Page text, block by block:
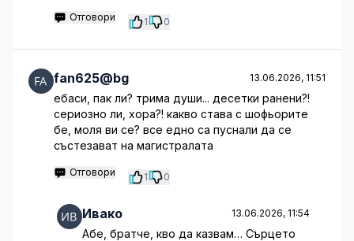
Отговори 1 0
fan625@bg 13.06.2026, 11:51
ебаси, пак ли? трима души... десетки ранени?!
сериозно ли, хора?! какво става с шофьорите
бе, моля ви се? все едно са пуснали да се
състезават на магистралата
Отговори 1 0
Ивако 13.06.2026, 11:54
Абе, братче, кво да казвам… Сърцето